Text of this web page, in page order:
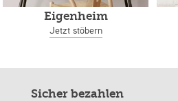
Eigenheim
Jetzt stöbern
Sicher bezahlen